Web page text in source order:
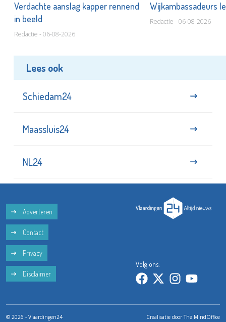
Verdachte aanslag kapper rennend
in beeld
Redactie - 06-08-2026
Wijkambassadeurs
Redactie - 06-08-2026
Lees ook
Schiedam24
Maassluis24
NL24
Adverteren
Contact
Privacy
Disclaimer
Volg ons:
© 2026 - Vlaardingen24 Crealisatie doorThe MindOffice